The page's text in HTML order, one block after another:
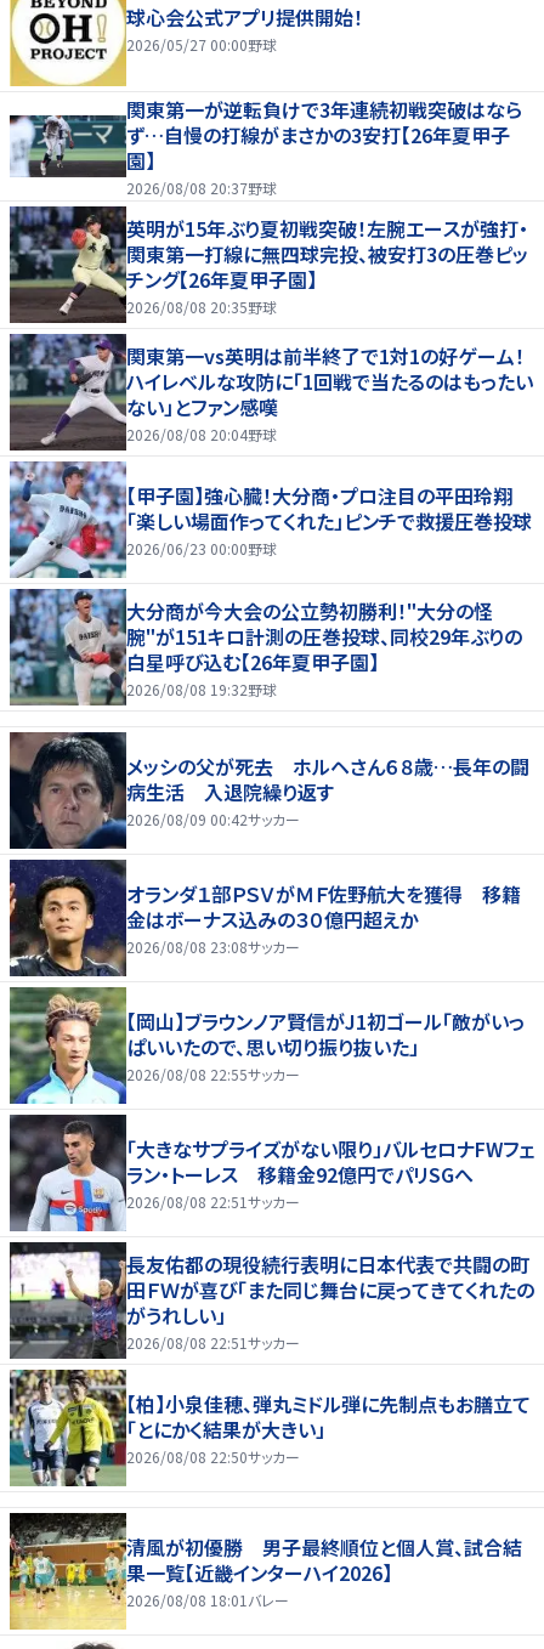
球心会公式アプリ提供開始！
2026/05/27 00:00野球
関東第一が逆転負けで3年連続初戦突破はなら
ず…自慢の打線がまさかの3安打【26年夏甲子
園】
2026/08/08 20:37野球
英明が15年ぶり夏初戦突破！左腕エースが強打・
関東第一打線に無四球完投、被安打3の圧巻ピッ
チング【26年夏甲子園】
2026/08/08 20:35野球
関東第一vs英明は前半終了で1対1の好ゲーム！
ハイレベルな攻防に「1回戦で当たるのはもったい
ない」とファン感嘆
2026/08/08 20:04野球
【甲子園】強心臓！大分商・プロ注目の平田玲翔
「楽しい場面作ってくれた」ピンチで救援圧巻投球
2026/06/23 00:00野球
大分商が今大会の公立勢初勝利！"大分の怪
腕"が151キロ計測の圧巻投球、同校29年ぶりの
白星呼び込む【26年夏甲子園】
2026/08/08 19:32野球
メッシの父が死去 ホルヘさん６８歳…長年の闘
病生活 入退院繰り返す
2026/08/09 00:42サッカー
オランダ１部ＰＳＶがＭＦ佐野航大を獲得 移籍
金はボーナス込みの３０億円超えか
2026/08/08 23:08サッカー
【岡山】ブラウンノア賢信がJ1初ゴール「敵がいっ
ぱいいたので、思い切り振り抜いた」
2026/08/08 22:55サッカー
「大きなサプライズがない限り」バルセロナFWフェ
ラン・トーレス 移籍金92億円でパリSGへ
2026/08/08 22:51サッカー
長友佑都の現役続行表明に日本代表で共闘の町
田ＦＷが喜び「また同じ舞台に戻ってきてくれたの
がうれしい」
2026/08/08 22:51サッカー
【柏】小泉佳穂、弾丸ミドル弾に先制点もお膳立て
「とにかく結果が大きい」
2026/08/08 22:50サッカー
清風が初優勝 男子最終順位と個人賞、試合結
果一覧【近畿インターハイ2026】
2026/08/08 18:01 バレー